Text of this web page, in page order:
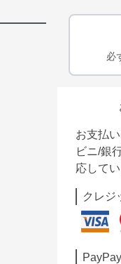
必
お支払
ビニ/銀
応してい
クレジ
PayPay